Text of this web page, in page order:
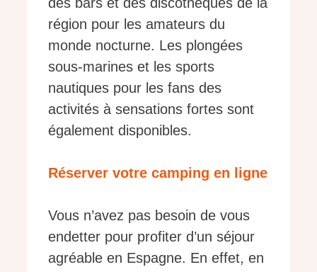
région pour les amateurs du
monde nocturne. Les plongées
sous-marines et les sports
nautiques pour les fans des
activités à sensations fortes sont
également disponibles.
Réserver votre camping en ligne
Vous n’avez pas besoin de vous
endetter pour profiter d’un séjour
agréable en Espagne. En effet, en